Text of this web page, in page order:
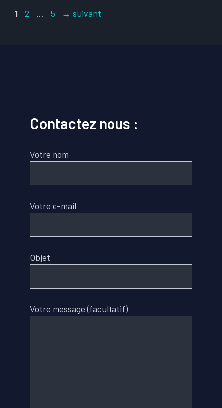
Page
1 Page
2 … Page
5 → suivant
Contactez nous :
Votre nom
Votre e-mail
Objet
Votre message (facultatif)